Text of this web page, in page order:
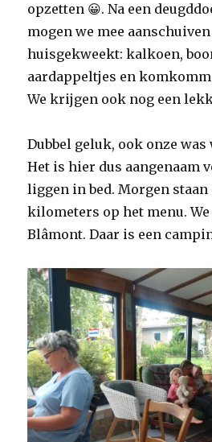
opzetten 😀. Na een
mogen we mee
huisgekweekt: kalkoen,
aardappeltjes en
We krijgen ook nog een
Dubbel geluk, ook onze was
Het is hier dus aangenaam
liggen in bed. Morgen staan
kilometers op het menu.
Blâmont. Daar is een